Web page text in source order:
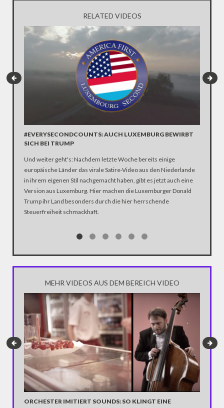
RELATED VIDEOS
#EVERYSECONDCOUNTS: AUCH LUXEMBURG BEWIRBT
SICH BEI TRUMP
Und weiter geht's: Nachdem letzte Woche bereits einige
europäische Länder das virale Satire-Video aus den Niederlande
in ihrem eigenen Stil nachgemacht haben, gibt es jetzt auch eine
Version aus Luxemburg. Hier machen die Luxemburger Donald
Trump ihr Land besonders durch die hier herrschende
Steuerfreiheit schmackhaft.
MEHR VIDEOS AUS DEM BEREICH VIDEO
ORCHESTER IMITIERT SOUNDS: SO KLINGT EINE